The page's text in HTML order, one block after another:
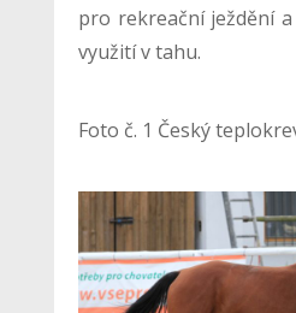
pro rekreační ježdění
využití v tahu.
Foto č. 1 Český